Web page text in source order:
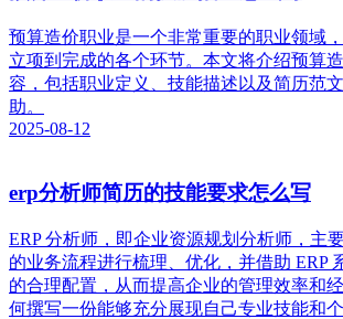
预算造价职业是一个非常重要的职业领域
立项到完成的各个环节。本文将介绍预算
容，包括职业定义、技能描述以及简历范
助。
2025-08-12
erp分析师简历的技能要求怎么写
ERP 分析师，即企业资源规划分析师，主
的业务流程进行梳理、优化，并借助 ERP
的合理配置，从而提高企业的管理效率和
何撰写一份能够充分展现自己专业技能和